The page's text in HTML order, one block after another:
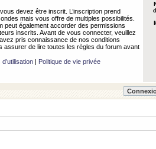
devez être inscrit. L’inscription prend
mais vous offre de multiples possibilités.
peut également accorder des permissions
inscrits. Avant de vous connecter, veuillez
pris connaissance de nos conditions
assurer de lire toutes les règles du forum avant
| Politique de vie privée